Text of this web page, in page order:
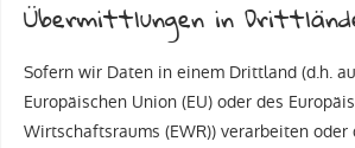
Übermittlungen in
Sofern wir Daten in einem Drittland (d.h.
Europäischen Union (EU) oder des
Wirtschaftsraums (EWR)) verarbeiten